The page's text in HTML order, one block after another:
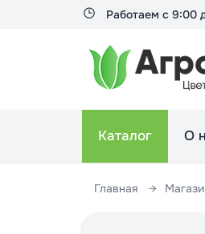
Работаем с 9:00
Каталог О
Главная